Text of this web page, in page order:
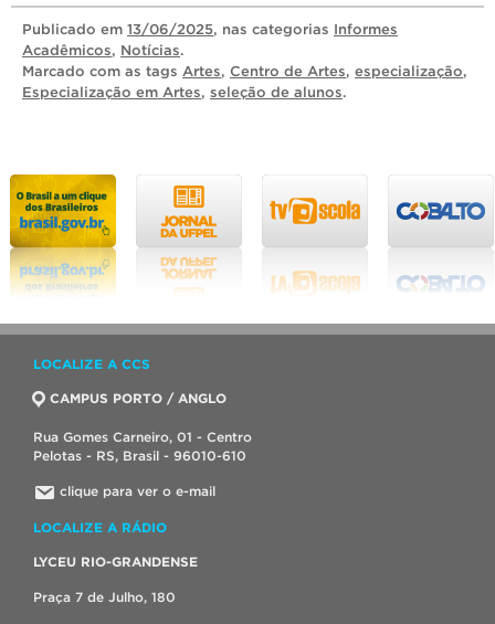
Publicado em 13/06/2025, nas categorias Informes
Acadêmicos, Notícias.
Marcado com as tags Artes, Centro de Artes, especialização,
Especialização em Artes, seleção de alunos.
LOCALIZE A CCS
CAMPUS PORTO / ANGLO
Rua Gomes Carneiro, 01 - Centro
Pelotas - RS, Brasil - 96010-610
clique para ver o e-mail
LOCALIZE A RÁDIO
LYCEU RIO-GRANDENSE
Praça 7 de Julho, 180